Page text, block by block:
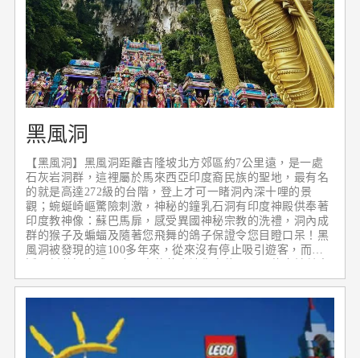
黑風洞
【黑風洞】黑風洞距離吉隆坡北方郊區約7公里遠，是一處
石灰岩洞群，這裡屬於馬來西亞印度裔民族的聖地，最有名
的就是高達272級的台階，登上才可一睹洞內深十哩的景
觀；蜿蜒崎嶇驚險刺激，神秘的鐘乳石洞有印度神殿供奉著
印度教神像：蘇巴馬扉，感受異國神秘宗教的洗禮，洞內成
群的猴子及蝙蝠及隨著您飛舞的鴿子保證令您目瞪口呆！黑
風洞被發現的這100多年來，從來沒有停止吸引遊客，而最